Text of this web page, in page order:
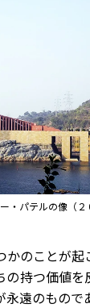
・パテルの像（
のことが起
持つ価値を
遠のもので